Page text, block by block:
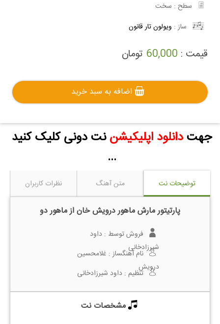
سطح : سخت
ساز : ویولونتارقانون
قیمت : 60,000 تومان
اضافه به سبد خرید
جهتدانلود اپلیکیشن نت دونی کلیک کنید
...
توضیحات نت متن آهنگ نظرات کاربران
پارتیتور مارش ماهور درویش خان از ماهور دو
فروش توسط : داود
شیرزادخانی
نام آهنگساز : غلامحسین
درویش‌
تنظیم : داود شیرزادخانی
مشخصات نت